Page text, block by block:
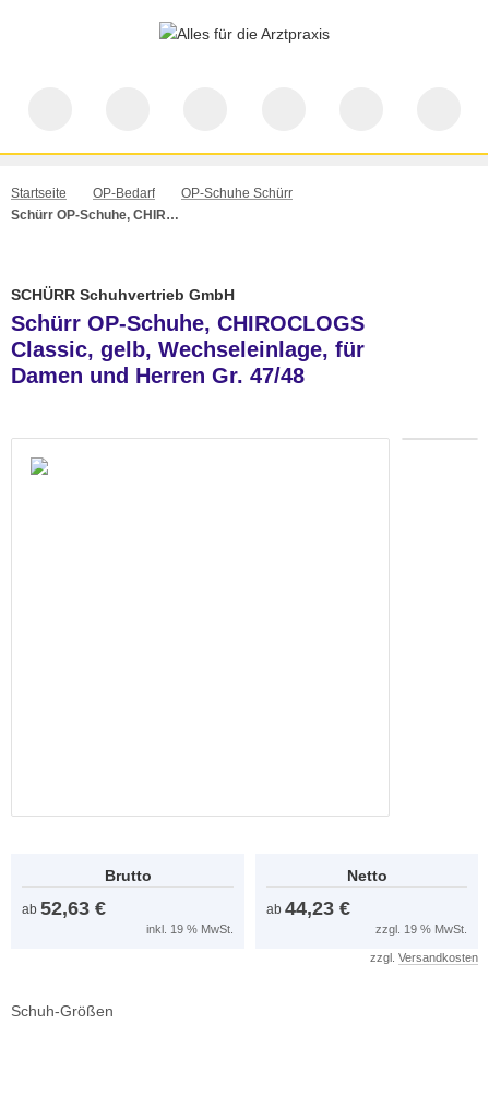
Startseite OP-Bedarf
OP-Schuhe Schürr
Schürr OP-Schuhe, CHIROCLOGS Classic, gelb, Wechseleinlage, für Damen und Herren Gr. 47/48
SCHÜRR Schuhvertrieb GmbH
Schürr OP-Schuhe, CHIROCLOGS
Classic, gelb, Wechseleinlage, für
Damen und Herren Gr. 47/48
Brutto
ab 52,63 €
inkl. 19 % MwSt.
Netto
ab 44,23 €
zzgl. 19 % MwSt.
zzgl. Versandkosten
Schuh-Größen